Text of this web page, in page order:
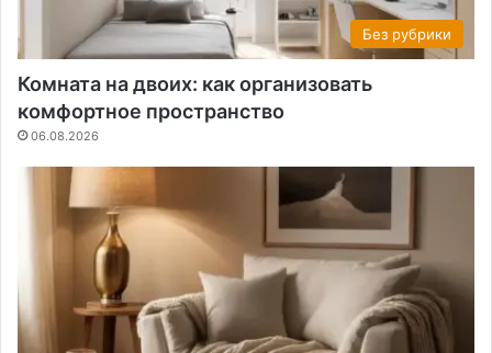
Без рубрики
Комната на двоих: как организовать
комфортное пространство
06.08.2026